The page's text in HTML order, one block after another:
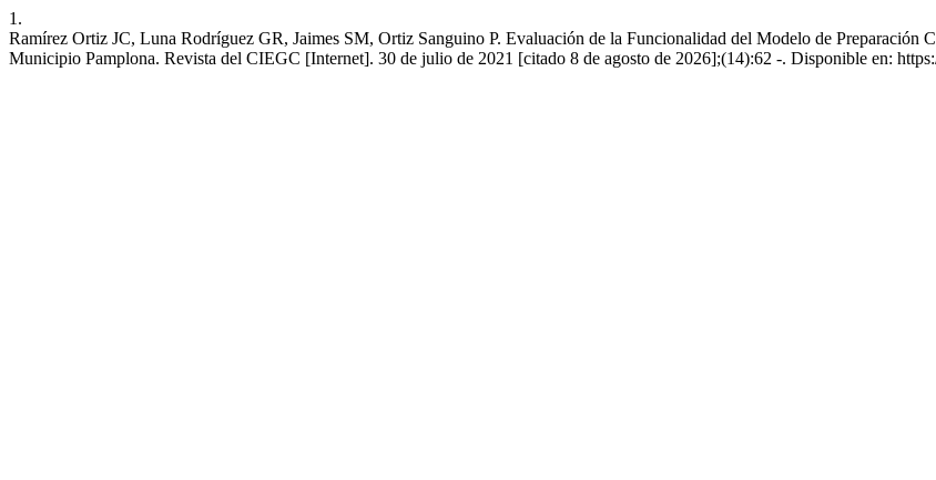
1.
Ramírez Ortiz JC, Luna Rodríguez GR, Jaimes SM, Ortiz Sanguino P. Evaluación de la Funcionalidad del Modelo de Preparación
Municipio Pamplona. Revista del CIEGC [Internet]. 30 de julio de 2021 [citado 8 de agosto de 2026];(14):62 -. Disponible en: